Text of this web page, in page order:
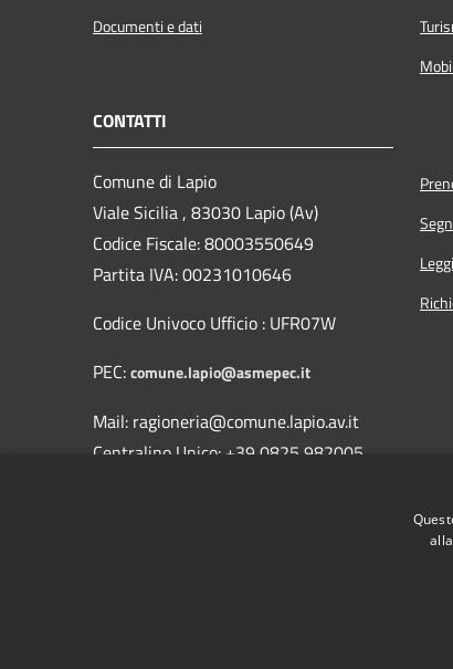
Documenti e dati
CONTATTI
Comune di Lapio
Viale Sicilia , 83030 Lapio (Av)
Codice Fiscale: 80003550649
Partita IVA: 00231010646
Codice Univoco Ufficio : UFR07W
PEC:comune.lapio@asmepec.it
Mail: ragioneria@comune.lapio.av.it
Centralino Unico: +39 0825 982005